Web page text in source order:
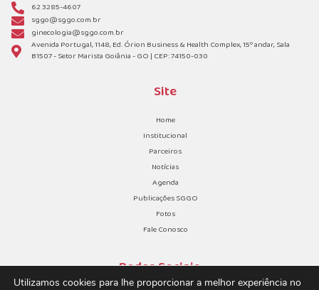
62 3285-4607
sggo@sggo.com.br
ginecologia@sggo.com.br
Avenida Portugal, 1148, Ed. Órion Business & Health Complex, 15º andar, Sala
B1507 - Setor Marista Goiânia - GO | CEP: 74150-030
Site
Home
Institucional
Parceiros
Notícias
Agenda
Publicações SGGO
Fotos
Fale Conosco
Redes Sociais
Utilizamos cookies para lhe proporcionar a melhor experiência no